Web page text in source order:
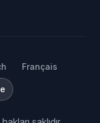
Français